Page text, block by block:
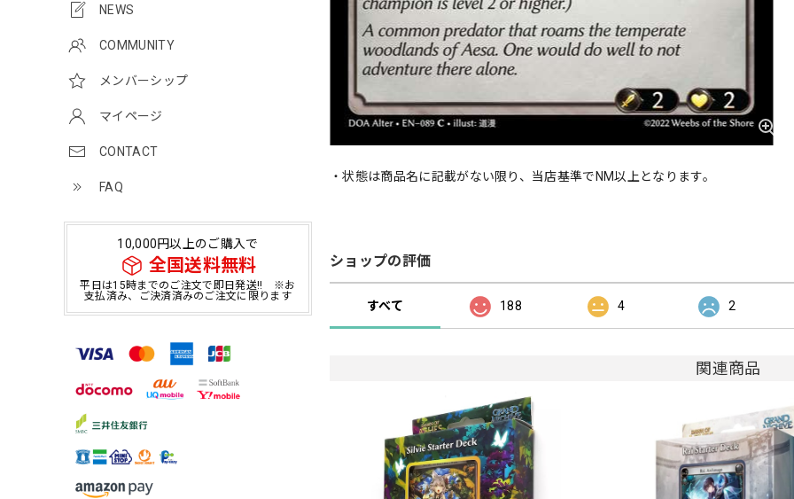
NEWS
COMMUNITY
メンバーシップ
マイページ
CONTACT
FAQ
10,000円以上のご購入で
全国送料無料
平日は15時までのご注文で即日発送!! ※お
支払済み、ご決済済みのご注文に限ります
・状態は商品名に記載がない限り、当店基準でNM以上となります。
ショップの評価
すべて 188 4 2
関連商品